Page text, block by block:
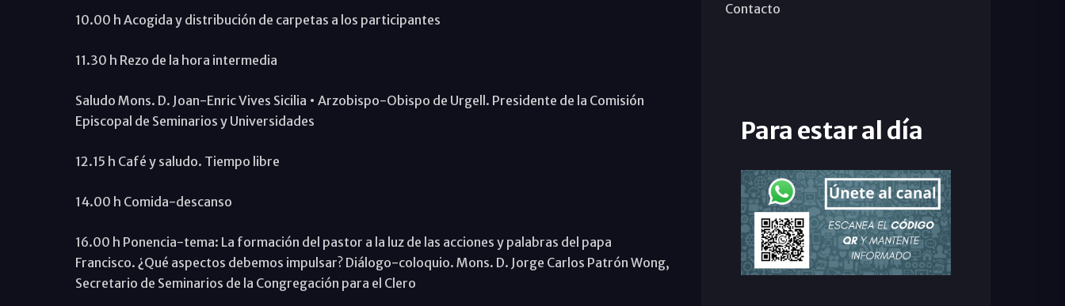
10.00 h Acogida y distribución de carpetas a los participantes
11.30 h Rezo de la hora intermedia
Saludo Mons. D. Joan-Enric Vives Sicilia • Arzobispo-Obispo de Urgell. Presidente de la Comisión
Episcopal de Seminarios y Universidades
12.15 h Café y saludo. Tiempo libre
14.00 h Comida-descanso
16.00 h Ponencia-tema: La formación del pastor a la luz de las acciones y palabras del papa
Francisco. ¿Qué aspectos debemos impulsar? Diálogo-coloquio. Mons. D. Jorge Carlos Patrón Wong,
Secretario de Seminarios de la Congregación para el Clero
Contacto
Para estar al día